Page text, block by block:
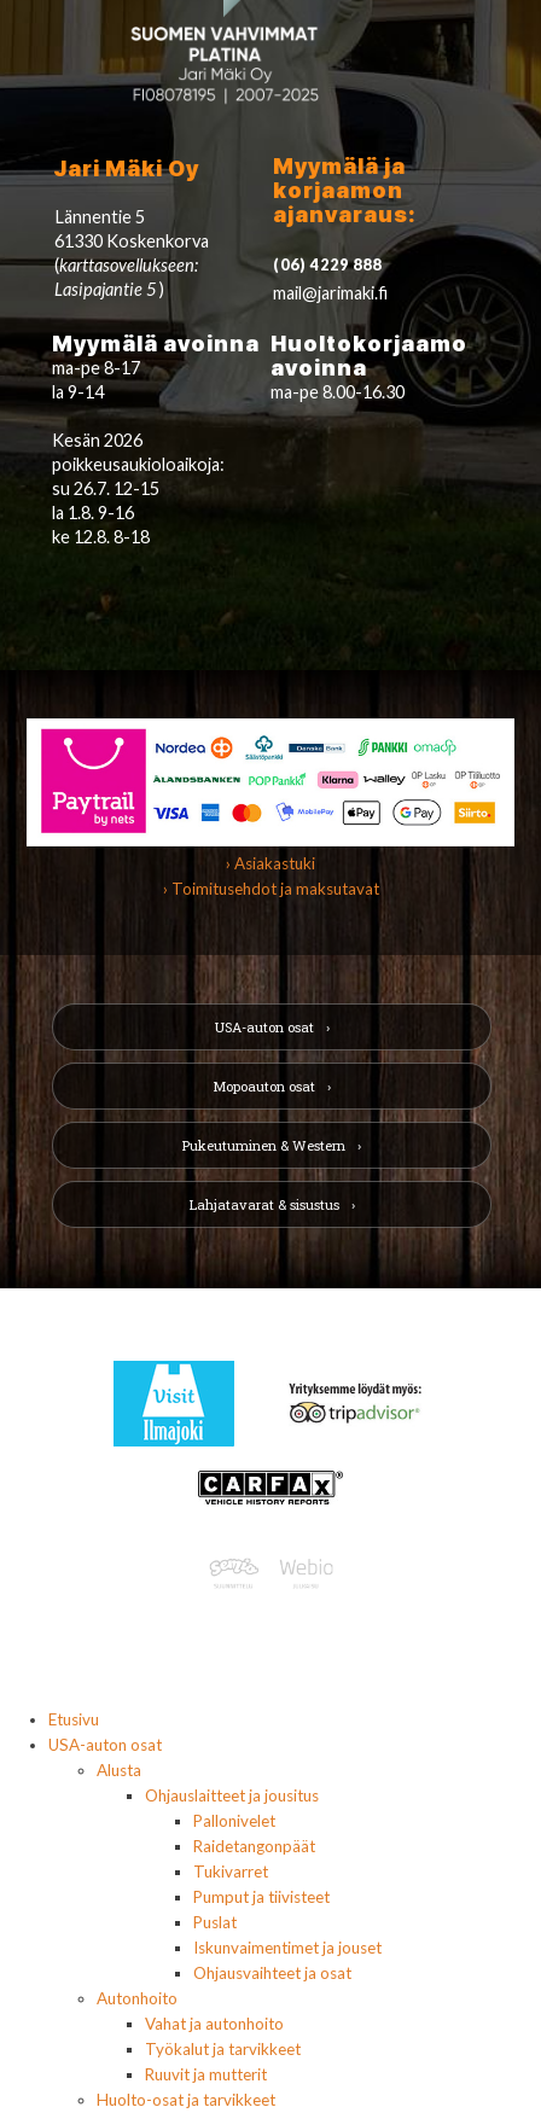
Jari Mäki Oy
Lännentie 5
61330 Koskenkorva
(karttasovellukseen:
Lasipajantie 5)
Myymälä ja
korjaamon
ajanvaraus:
(06) 4229 888
mail@jarimaki.fi
Myymälä avoinna
ma-pe 8-17
la 9-14
Kesän 2026
poikkeusaukioloaikoja:
su 26.7. 12-15
la 1.8. 9-16
ke 12.8. 8-18
Huoltokorjaamo
avoinna
ma-pe 8.00-16.30
› Asiakastuki
› Toimitusehdot ja maksutavat
USA-auton osat
Mopoauton osat
Pukeutuminen & Western
Lahjatavarat & sisustus
Etusivu
USA-auton osat
Alusta
Ohjauslaitteet ja jousitus
Pallonivelet
Raidetangonpäät
Tukivarret
Pumput ja tiivisteet
Puslat
Iskunvaimentimet ja jouset
Ohjausvaihteet ja osat
Autonhoito
Vahat ja autonhoito
Työkalut ja tarvikkeet
Ruuvit ja mutterit
Huolto-osat ja tarvikkeet